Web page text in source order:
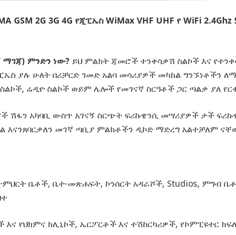
GSM 2G 3G 4G የጂፒኤስ WiMax VHF UHF የ WiFi 2.4Ghz
ማገጃ) ምንድን ነው? ይህ ምልክት ጃመሮች ተንቀሳቃሽ ስልኮች እና
ያሉ ሁለት በሪቻርድ ገመድ አልባ መሳሪያዎች መካከል ግንኙነቶችን
ስልኮች, ሬዲዮ ስልኮች ወይም ሌሎች የመገናኛ ስርዓቶች ጋር ጣልቃ ያለ
ሽፋን አካባቢ ውስጥ አገናኝ ስርጭት ፍሪኩዌንሲ መሣሪያዎች ታች
እናንጸባርቃለን መገኛ ጣቢያ ምልክቶችን ዲኮድ ማድረግ አልተቻለም
ቤቶች, ቤተ-መጽሐፍት, ኮንሰርት አዳራሾች, Studios, ምግብ
የህክምና ክሊኒኮች, ኤርፖርቶች እና ተሽከርካሪዎች, የኮምፒዩተር